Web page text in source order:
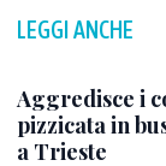
LEGGI ANCHE
Aggredisce i
pizzicata in
a Trieste